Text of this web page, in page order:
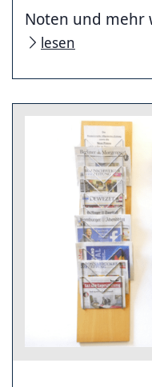
Noten und mehr
lesen